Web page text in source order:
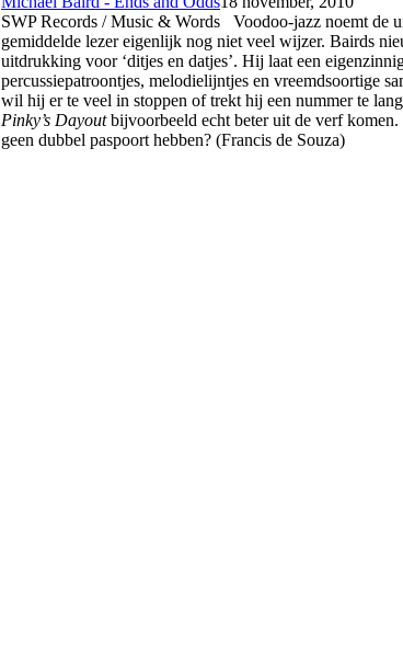
SWP Records / Music & Words Voodoo-jazz noemt de
gemiddelde lezer eigenlijk nog niet veel wijzer. Bairds
uitdrukking voor ‘ditjes en datjes’. Hij laat een
percussiepatroontjes, melodielijntjes en vreemdsoortige
wil hij er te veel in stoppen of trekt hij een nummer te
Pinky’s Dayoutbijvoorbeeld echt beter uit de verf
geen dubbel paspoort hebben? (Francis de Souza)